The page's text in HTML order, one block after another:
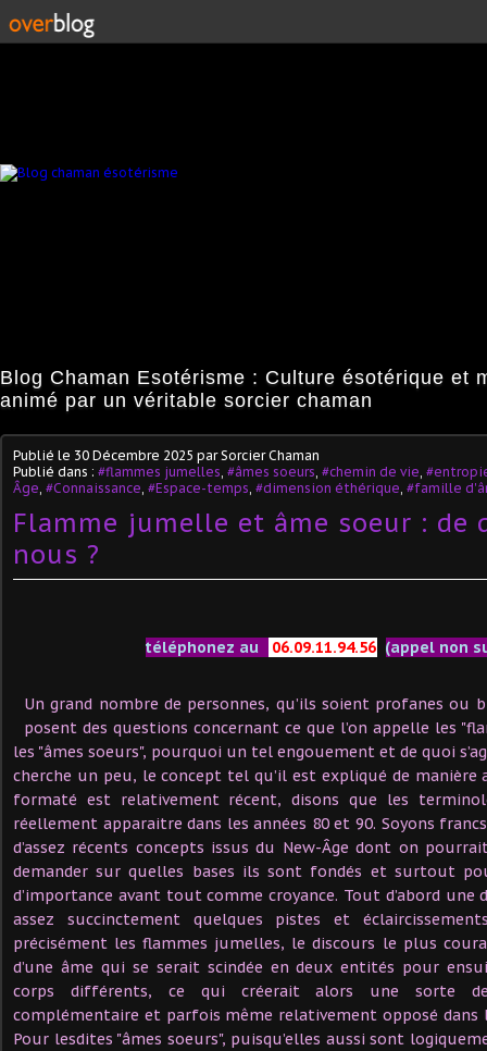
Blog Chaman Esotérisme : Culture ésotérique et
animé par un véritable sorcier chaman
Publié le 30 Décembre 2025 par Sorcier Chaman
Publié dans : #flammes jumelles #âmes soeurs #chemin de vie
Âge #Connaissance #Espace-temps #dimension éthérique #famille
Flamme jumelle et âme soeur : de
nous ?
téléphonez au 06.09.11.94.56 (appel non
Un grand nombre de personnes, qu’ils soient profanes ou
posent des questions concernant ce que l’on appelle les
les "âmes soeurs", pourquoi un tel engouement et de quoi
cherche un peu, le concept tel qu’il est expliqué de manière
formaté est relativement récent, disons que les
réellement apparaitre dans les années 80 et 90. Soyons
d’assez récents concepts issus du New-Âge dont on
demander sur quelles bases ils sont fondés et surtout
d’importance avant tout comme croyance. Tout d’abord une
assez succinctement quelques pistes et
précisément les flammes jumelles, le discours le plus
d’une âme qui se serait scindée en deux entités pour
corps différents, ce qui créerait alors une sorte
complémentaire et parfois même relativement opposé dans
Pour lesdites "âmes soeurs", puisqu’elles aussi sont